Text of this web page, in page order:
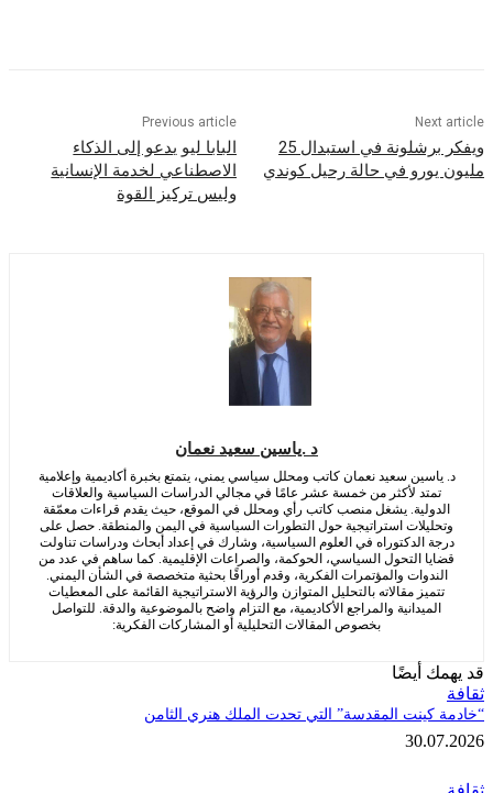
Previous article
البابا ليو يدعو إلى الذكاء
الاصطناعي لخدمة الإنسانية
وليس تركيز القوة
ويفكر برشلونة في استبدال 25
في حالة رحيل كوندي
د .ياسين سعيد نعمان
سعيد نعمان كاتب ومحلل سياسي يمني، يتمتع بخبرة أكاديمية وإعلامية
لأكثر من خمسة عشر عامًا في مجالي الدراسات السياسية والعلاقات
يشغل منصب كاتب رأي ومحلل في الموقع، حيث يقدم قراءات معمّقة
استراتيجية حول التطورات السياسية في اليمن والمنطقة. حصل على
الدكتوراه في العلوم السياسية، وشارك في إعداد أبحاث ودراسات تناولت
التحول السياسي، الحوكمة، والصراعات الإقليمية. كما ساهم في عدد من
والمؤتمرات الفكرية، وقدم أوراقًا بحثية متخصصة في الشأن اليمني.
مقالاته بالتحليل المتوازن والرؤية الاستراتيجية القائمة على المعطيات
والمراجع الأكاديمية، مع التزام واضح بالموضوعية والدقة. للتواصل
بخصوص المقالات التحليلية أو المشاركات الفكرية:
أيضًا
المقدسة” التي تحدت الملك هنري الثامن